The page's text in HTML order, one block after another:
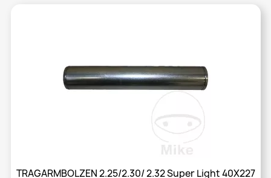
TRAGARMBOLZEN 2.25/2.30/ 2.32 Super Light 40X227